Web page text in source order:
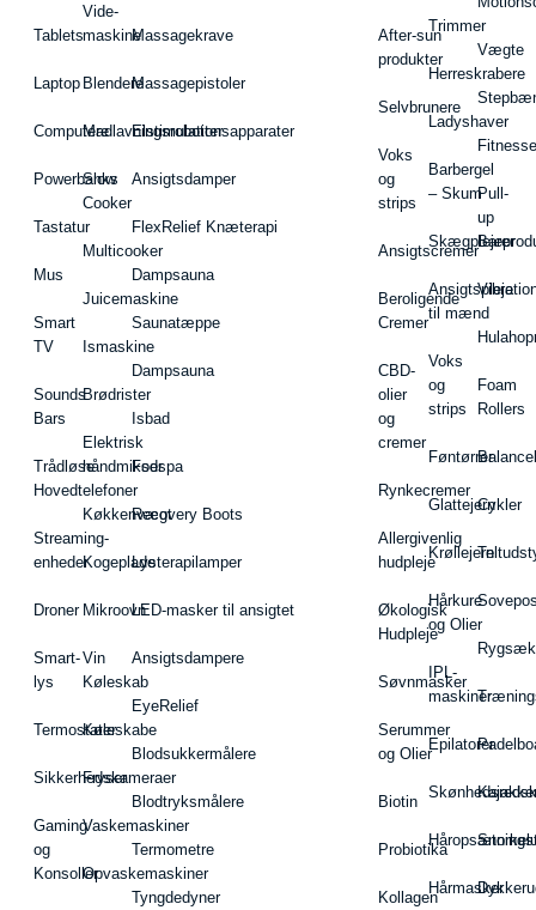
Tablets
Laptop
Computere
Powerbanks
Tastatur
Mus
Smart
TV
Sounds
Bars
Trådløse
Hovedtelefoner
Streaming-
enheder
Droner
Smart-
lys
Termostater
Sikkerhedskameraer
Gaming
og
Konsoller
Vide-
maskine
Blendere
Madlavningsrobotter
Slow
Cooker
Multicooker
Juicemaskine
Ismaskine
Brødrister
Elektrisk
håndmikser
Køkkenvægt
Kogeplade
Mikroovn
Vin
Køleskab
Køleskabe
Fryser
Vaskemaskiner
Opvaskemaskiner
Massagekrave
Massagepistoler
Elstimulationsapparater
Ansigtsdamper
FlexRelief Knæterapi
Dampsauna
Saunatæppe
Dampsauna
Isbad
Fodspa
Recovery Boots
Lysterapilamper
LED-masker til ansigtet
Ansigtsdampere
EyeRelief
Blodsukkermålere
Blodtryksmålere
Termometre
Tyngdedyner
After-sun
produkter
Selvbrunere
Voks
og
strips
Ansigtscremer
Beroligende
Cremer
CBD-
olier
og
cremer
Rynkecremer
Allergivenlig
hudpleje
Økologisk
Hudpleje
Søvnmasker
Serummer
og Olier
Biotin
Probiotika
Kollagen
Trimmer
Herreskrabere
Ladyshaver
Barbergel
– Skum
Ansigtspleje
til mænd
Voks
og
strips
Føntørrer
Glattejern
Krøllejern
Hårkure
og Olier
IPL-
maskiner
Epilatorer
Hårmasker
Vægte
Pull-
up
Barer
Foam
Rollers
Cykler